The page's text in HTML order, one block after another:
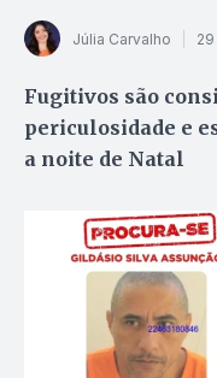
Júlia Carvalho
Fugitivos são
periculosidade e
a noite de Natal